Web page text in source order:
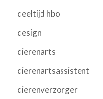
deeltijd hbo
design
dierenarts
dierenartsassistent
dierenverzorger